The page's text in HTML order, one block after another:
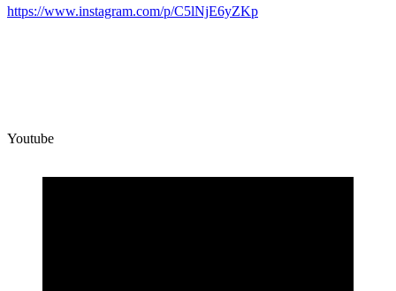
https://www.instagram.com/p/C5lNjE6yZKp
Youtube